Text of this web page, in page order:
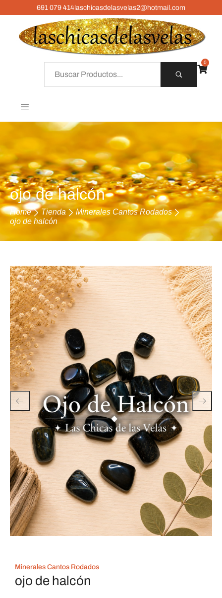
691 079 414laschicasdelasvelas2@hotmail.com
0
ojo de halcón
Home Tienda
Minerales Cantos Rodados
ojo de halcón
Minerales Cantos Rodados
ojo de halcón